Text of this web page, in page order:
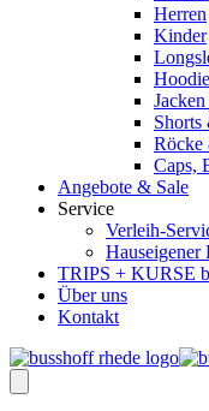
Herren
Kinder
Shorts
Caps,
Angebote & Sale
Service
Verleih-
Hauseigener
TRIPS + KURSE
Über uns
Kontakt